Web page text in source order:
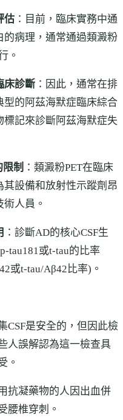
估 ：目前，臨床實務中通
的病理，通常通過類澱粉
。
床診斷 ：因此，通常在排
型的阿茲海默症臨床綜合
記來診斷阿茲海默症失
制 ：類澱粉PET在臨床
設備和放射性示蹤劑昂
人員。
：診斷AD的核心CSF生
tau181或t-tau的比率
或t-tau/Aβ42比率)。
CSF是安全的，但因此檢
人誤解認為這一檢查具
。
抗凝藥物的人因出血併
腰椎穿刺。